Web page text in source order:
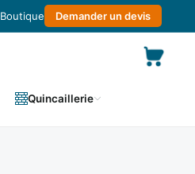
Boutique Demander un devis
Quincaillerie